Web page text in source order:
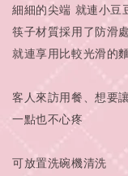
細細的尖端 就連小豆
筷子材質採用了防滑
就連享用比較光滑的
客人來訪用餐、想要
一點也不心疼
可放置洗碗機清洗